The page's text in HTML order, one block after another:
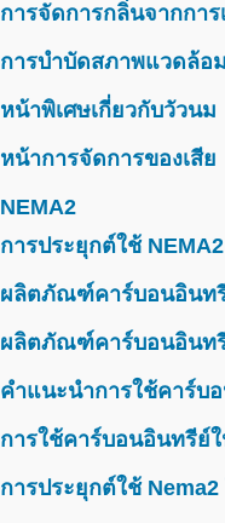
การจัดการกลิ่นจากการ
การบำบัดสภาพแวดล้อ
หน้าพิเศษเกี่ยวกับวัวนม
หน้าการจัดการของเสีย
NEMA2
การประยุกต์ใช้
ผลิตภัณฑ์คาร์บอนอินทรี
ผลิตภัณฑ์คาร์บอนอินทรี
คำแนะนำการใช้คาร์บ
การใช้คาร์บอนอินทรีย์
การประยุกต์ใช้